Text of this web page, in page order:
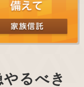
るべき